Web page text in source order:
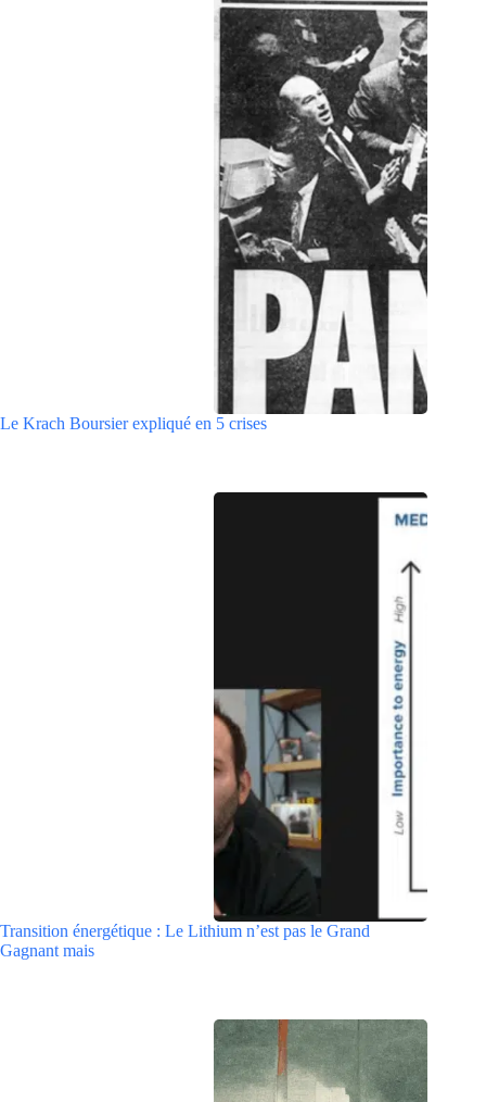
Le Krach Boursier expliqué en 5 crises
Transition énergétique : Le Lithium n’est pas le Grand
Gagnant mais